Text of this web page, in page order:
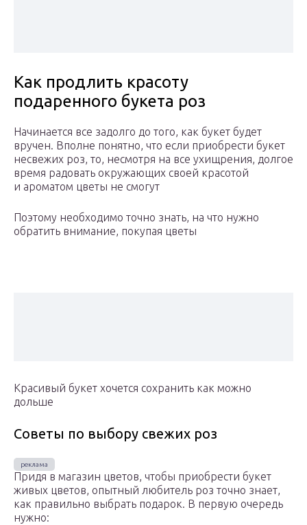
Как продлить красоту
подаренного букета роз
Начинается все задолго до того, как букет будет
вручен. Вполне понятно, что если приобрести букет
несвежих роз, то, несмотря на все ухищрения, долгое
время радовать окружающих своей красотой
и ароматом цветы не смогут
Поэтому необходимо точно знать, на что нужно
обратить внимание, покупая цветы
Красивый букет хочется сохранить как можно
дольше
Советы по выбору свежих роз
Придя в магазин цветов, чтобы приобрести букет
живых цветов, опытный любитель роз точно знает,
как правильно выбрать подарок. В первую очередь
нужно: